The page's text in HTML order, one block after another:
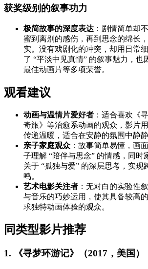
获奖级别的叙事功力
极简故事的深度表达 ：剧情简单却
蜜到离别的感伤，再到思念的绵长
实。没有戏剧化的冲突，却用日常
了 “平淡中见真情” 的叙事魅力，也
最佳动画片等多项荣誉。
观看建议
动画与温情片爱好者 ：适合喜欢《
奇旅》等治愈系动画的观众，影片
传递温暖，适合在安静的氛围中静静
亲子家庭观众 ：故事简单易懂，画
子理解 “陪伴与思念” 的情感，同时
关于 “孤独与爱” 的深层思考，实现
鸣。
艺术电影关注者 ：无对白的实验性
与音乐的巧妙运用，使其具备较高
求独特动画体验的观众。
同类型影片推荐
1. 《寻梦环游记》（2017，美国）